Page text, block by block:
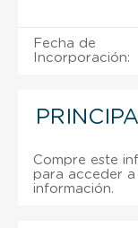
Fecha de
Incorporación:
Compre este
para acceder a
información.